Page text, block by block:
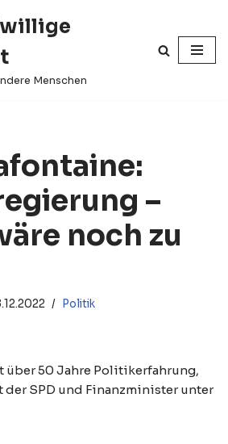
Menschen
–
noch zu
Politik
über 50 Jahre Politikerfahrung,
der SPD und Finanzminister unter